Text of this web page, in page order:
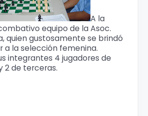
A la
equipo de la Asoc.
quien gustosamente se brindó
a la selección femenina.
integrantes 4 jugadores de
2 de terceras.